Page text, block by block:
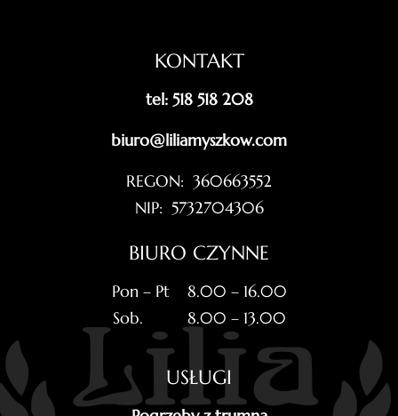
KONTAKT
tel: 518 518 208
biuro@liliamyszkow.com
REGON: 360663552
NIP: 5732704306
BIURO CZYNNE
Pon – Pt 8.00 – 16.00
Sob. 8.00 – 13.00
USŁUGI